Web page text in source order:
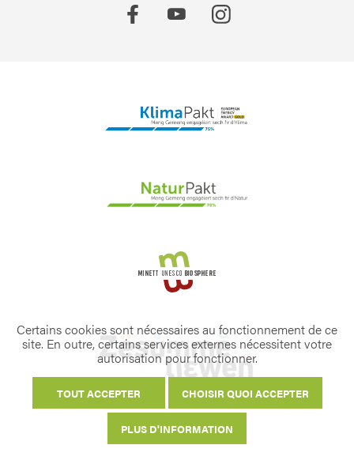
Certains cookies sont nécessaires au fonctionnement de ce
site. En outre, certains services externes nécessitent votre
autorisation pour fonctionner.
TOUT ACCEPTER CHOISIR QUOI ACCEPTER
PLUS D'INFORMATION